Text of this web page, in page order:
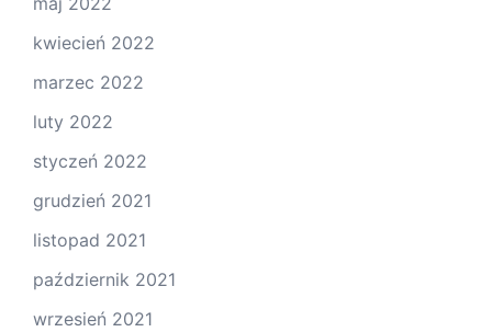
kwiecień 2022
marzec 2022
luty 2022
styczeń 2022
grudzień 2021
listopad 2021
październik 2021
wrzesień 2021